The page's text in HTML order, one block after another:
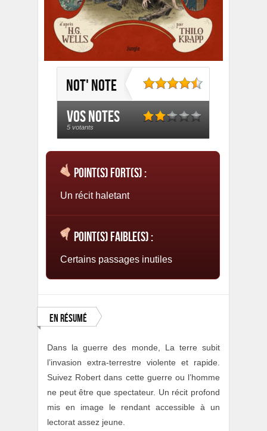
Not' note
Vos notes
5 votants
Point(s) fort(s) :
Un récit haletant
Point(s) faible(s) :
Certains passages inutiles
En résumé
Dans la guerre des monde, La terre subit
l’invasion extra-terrestre violente et rapide.
Suivez Robert dans cette guerre ou l’homme
ne peut être que spectateur. Un récit profond
mis en image le rendant accessible à un
lectorat assez jeune.